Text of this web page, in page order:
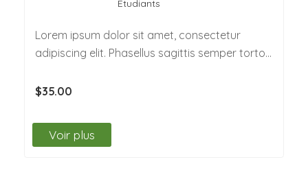
Étudiants
Lorem ipsum dolor sit amet, consectetur
adipiscing elit. Phasellus sagittis semper tortor.
$35.00
Voir plus